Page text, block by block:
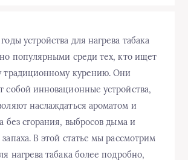
устройства для нагрева табака
популярными среди тех, кто ищет
традиционному курению. Они
собой инновационные устройства,
наслаждаться ароматом и
без сгорания, выбросов дыма и
В этой статье мы рассмотрим
нагрева табака более подробно,